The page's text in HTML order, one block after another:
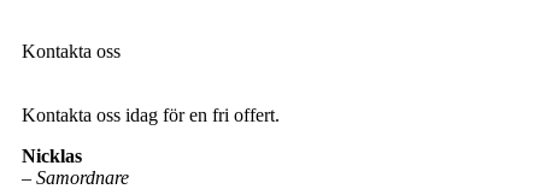
Kontakta oss
Kontakta oss idag för en fri offert.
Nicklas
– Samordnare